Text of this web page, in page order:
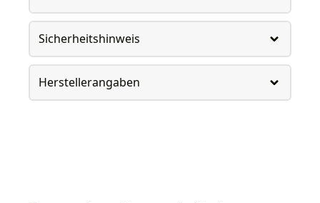
Sicherheitshinweis
Herstellerangaben